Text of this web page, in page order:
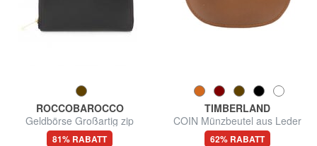
ROCCOBAROCCO
Geldbörse Großartig zip
around in Haut
81% RABATT
TIMBERLAND
COIN Münzbeutel aus Leder
62% RABATT